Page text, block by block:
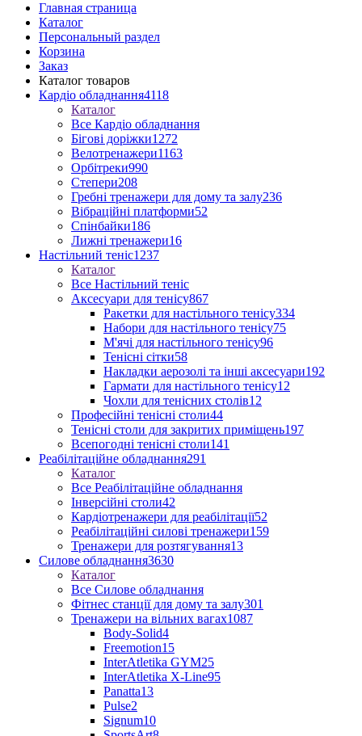
Главная страница
Каталог
Персональный раздел
Корзина
Заказ
Каталог товаров
Кардіо обладнання4118
Каталог
Все Кардіо обладнання
Бігові доріжки1272
Велотренажери1163
Орбітреки990
Степери208
Гребні тренажери для дому та залу236
Вібраційні платформи52
Спінбайки186
Лижні тренажери16
Настільний теніс1237
Каталог
Все Настільний теніс
Аксесуари для тенісу867
Ракетки для настільного тенісу334
Набори для настільного тенісу75
М'ячі для настільного тенісу96
Тенісні сітки58
Накладки аерозолі та інші аксесуари192
Гармати для настільного тенісу12
Чохли для тенісних столів12
Професійні тенісні столи44
Тенісні столи для закритих приміщень197
Всепогодні тенісні столи141
Реабілітаційне обладнання291
Каталог
Все Реабілітаційне обладнання
Інверсійні столи42
Кардіотренажери для реабілітації52
Реабілітаційні силові тренажери159
Тренажери для розтягування13
Силове обладнання3630
Каталог
Все Силове обладнання
Фітнес станції для дому та залу301
Тренажери на вільних вагах1087
Body-Solid4
Freemotion15
InterAtletika GYM25
InterAtletika X-Line95
Panatta13
Pulse2
Signum10